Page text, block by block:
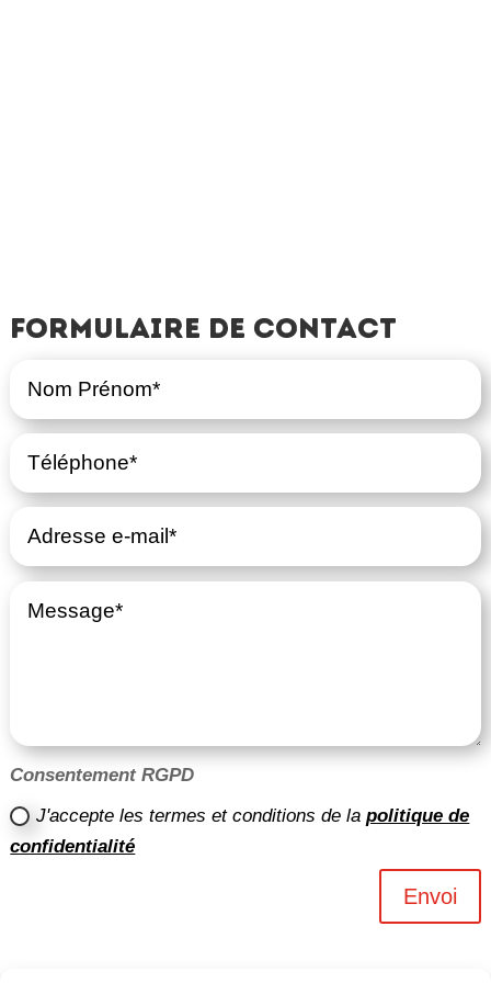
Formulaire de contact
Consentement RGPD
J'accepte les termes et conditions de lapolitique de
confidentialité
Envoi